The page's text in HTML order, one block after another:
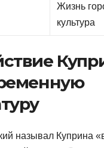
Жизнь
культура
называл Куприна